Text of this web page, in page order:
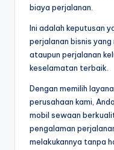
biaya perjalanan.
Ini adalah keputusan
perjalanan bisnis
ataupun perjalanan
keselamatan terbaik.
Dengan memilih
perusahaan kami,
mobil sewaan
pengalaman
melakukannya tanpa